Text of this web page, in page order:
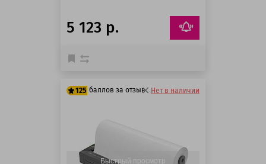
5 123 р.
125 баллов за отзыв Нет в наличии
Быстрый просмотр